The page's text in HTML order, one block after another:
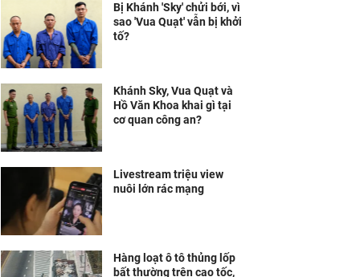
Bị Khánh 'Sky' chửi bới, vì
sao 'Vua Quạt' vẫn bị khởi
tố?
Khánh Sky, Vua Quạt và
Hồ Văn Khoa khai gì tại
cơ quan công an?
Livestream triệu view
nuôi lớn rác mạng
Hàng loạt ô tô thủng lốp
bất thường trên cao tốc,